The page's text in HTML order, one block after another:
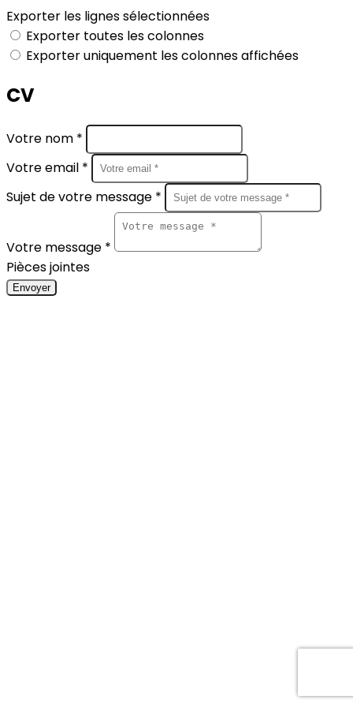
Exporter les lignes sélectionnées
Exporter toutes les colonnes
Exporter uniquement les colonnes affichées
CV
Votre nom *
Votre email *
Sujet de votre message *
Votre message *
Pièces jointes
Envoyer